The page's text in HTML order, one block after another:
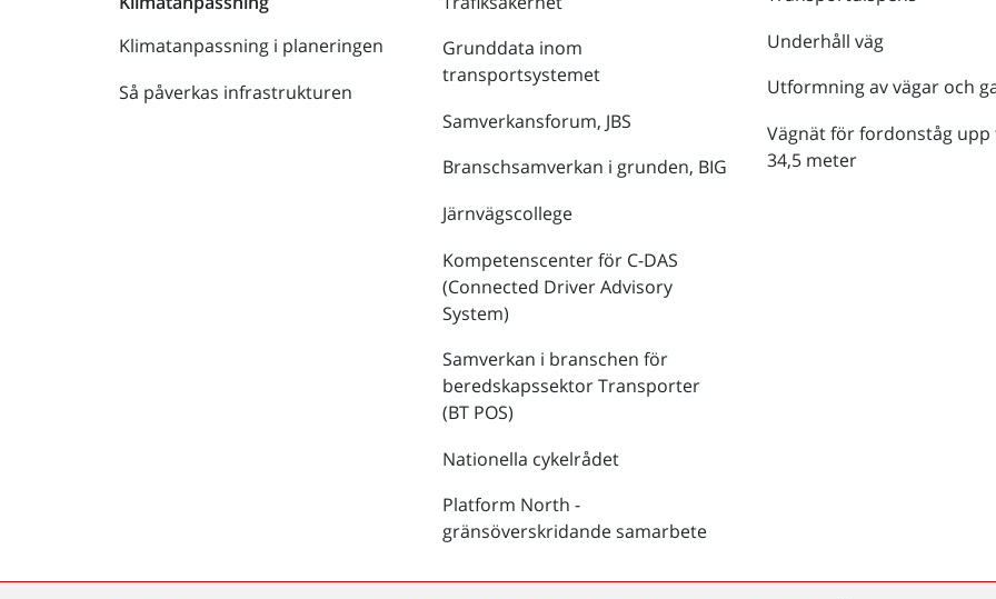
Klimatanpassning i planeringen
Så påverkas infrastrukturen
Grunddata inom
transportsystemet
Samverkansforum, JBS
Branschsamverkan i grunden, BIG
Järnvägscollege
Kompetenscenter för C-DAS
(Connected Driver Advisory
System)
Samverkan i branschen för
beredskapssektor Transporter
(BT POS)
Nationella cykelrådet
Platform North -
gränsöverskridande samarbete
Underhåll väg
Utformning av vägar och
Vägnät för fordonståg upp
34,5 meter